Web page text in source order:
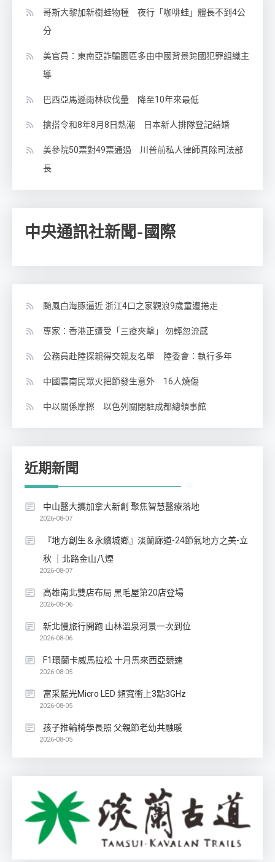
哥斯大黎加新樹蛙物種 夜行「咖啡蛙」體長不到4公
分
美官員：東南亞詐騙園區多由中國背景跨國犯罪組織主
導
巴西亞馬遜雨林砍伐量 降至10年來最低
搶搭令和8年8月8日熱潮 日本新人排隊登記結婚
美參院50票對49票通過 川普前私人律師真除司法部
長
中央通訊社新聞-國際
颱風白海豚逼近 浙江4口之家觀浪9歲童遭捲走
專家：香港正遭受「三疫夾擊」 勿輕忽流感
公務員赴陸探親得交親友名單 陸委會：執行多年
中國雲南民眾火把節發生意外 16人燒傷
中以關係摩擦 以色列關閉駐成都總領事館
近期新聞
中山醫大攜加拿大新創 聚焦智慧醫療落地
2026-08-07
『地方創生＆永續城鄉』淡蘭廊道-24節氣地方之美-立
秋 ｜北路金山八煙
2026-08-07
高雄南北雙店布局 黑毛屋第20店登場
2026-08-06
新北慢旅行開跑 山林溫泉河景一次到位
2026-08-06
F1環蘭卡威馬拉松 十月馬來西亞競速
2026-08-05
富采藍光Micro LED 頻寬衝上3點3GHz
2026-08-05
孩子推輪椅學長照 父親節老幼共融暖
2026-08-05